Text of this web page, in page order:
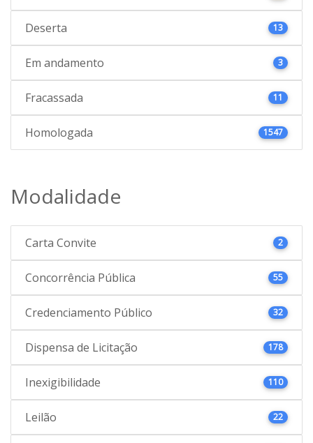
Deserta 13
Em andamento 3
Fracassada 11
Homologada 1547
Modalidade
Carta Convite 2
Concorrência Pública 55
Credenciamento Público 32
Dispensa de Licitação 178
Inexigibilidade 110
Leilão 22